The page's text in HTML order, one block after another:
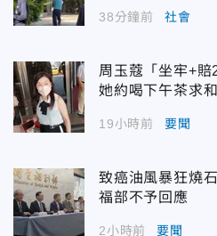
38分鐘前 社會
周玉蔻「坐牢+賠
她約喝下午茶求
19小時前 要聞
致癌油風暴狂燒
福部不予回應
2小時前 要聞